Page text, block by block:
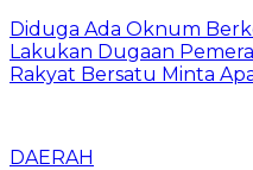
Diduga Ada Oknum
Lakukan Dugaan
Rakyat Bersatu Minta
DAERAH